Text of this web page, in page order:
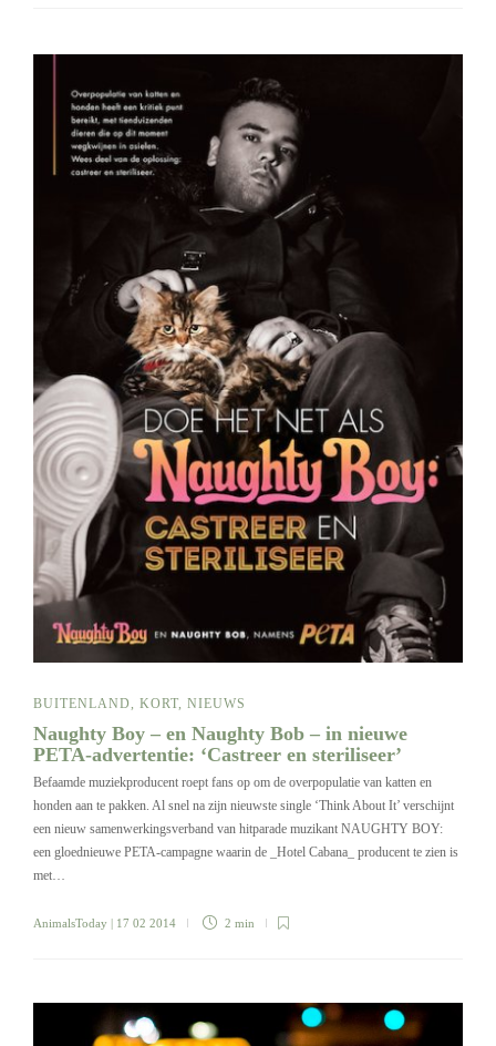
BUITENLAND KORT NIEUWS
Naughty Boy – en Naughty Bob – in nieuwe
PETA-advertentie: ‘Castreer en steriliseer’
Befaamde muziekproducent roept fans op om de overpopulatie van katten en
honden aan te pakken. Al snel na zijn nieuwste single ‘Think About It’ verschijnt
een nieuw samenwerkingsverband van hitparade muzikant NAUGHTY BOY:
een gloednieuwe PETA-campagne waarin de _Hotel Cabana_ producent te zien is
met…
AnimalsToday | 17 02 2014 2 min